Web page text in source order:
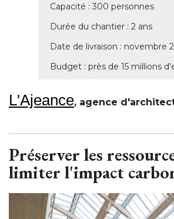
Capacité : 300 personnes
Durée du chantier : 2 ans
Date de livraison : novembre
Budget : près de 15 millions
L'Ajeance, agence
Préserver les
limiter l'impact